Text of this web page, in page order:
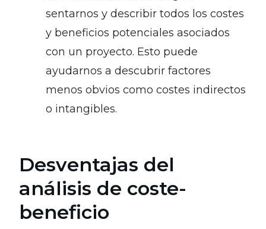
sentarnos y describir todos los costes
y beneficios potenciales asociados
con un proyecto. Esto puede
ayudarnos a descubrir factores
menos obvios como costes indirectos
o intangibles.
Desventajas del
análisis de coste-
beneficio